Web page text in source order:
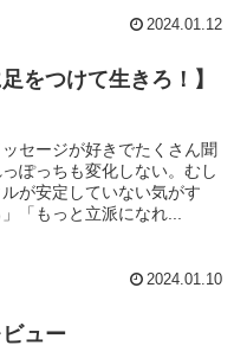
2024.01.12
をつけて生きろ！】
セージが好きでたくさん聞
ぽっちも変化しない。むし
が安定していない気がす
「もっと立派になれ...
2024.01.10
ュー